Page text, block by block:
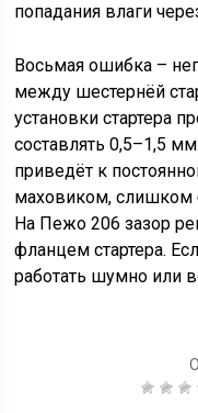
попадания влаги
Восьмая ошибка –
между шестернёй
установки стартера
составлять 0,5–1,5
приведёт к
маховиком, слишком
На Пежо 206 зазор
фланцем стартера.
работать шумно или